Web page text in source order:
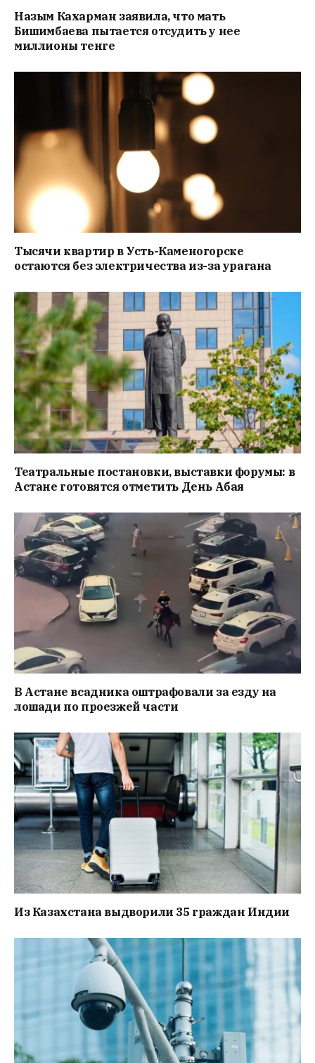
Назым Кахарман заявила, что мать
Бишимбаева пытается отсудить у нее
миллионы тенге
Тысячи квартир в Усть-Каменогорске
остаются без электричества из-за урагана
Театральные постановки, выставки форумы: в
Астане готовятся отметить День Абая
В Астане всадника оштрафовали за езду на
лошади по проезжей части
Из Казахстана выдворили 35 граждан Индии